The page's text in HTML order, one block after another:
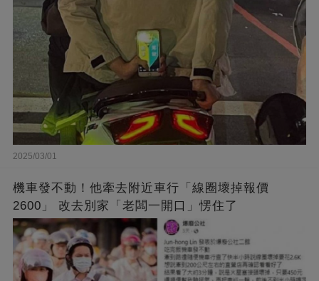
2025/03/01
機車發不動！他牽去附近車行「線圈壞掉報價
2600」 改去別家「老闆一開口」愣住了